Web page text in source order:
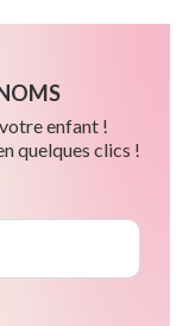
enfant !
quelques clics !